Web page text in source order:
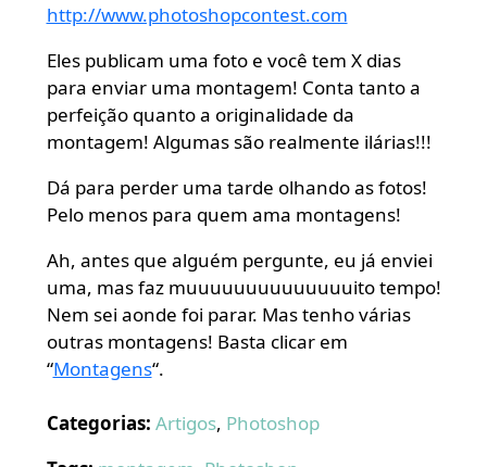
http://www.photoshopcontest.com
Eles publicam uma foto e você tem X dias
para enviar uma montagem! Conta tanto a
perfeição quanto a originalidade da
montagem! Algumas são realmente ilárias!!!
Dá para perder uma tarde olhando as fotos!
Pelo menos para quem ama montagens!
Ah, antes que alguém pergunte, eu já enviei
uma, mas faz muuuuuuuuuuuuuuito tempo!
Nem sei aonde foi parar. Mas tenho várias
outras montagens! Basta clicar em
“Montagens“.
Categorias: Artigos, Photoshop